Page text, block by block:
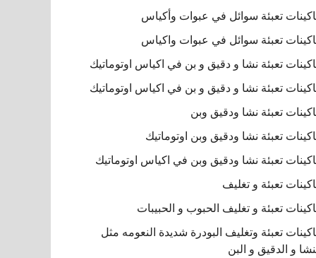
تعبئة سوائل في عبوات وأكياس
تعبئة سوائل في عبوات واكياس
تعبئة نشا و دقيق و بن في اكياس اوتوماتيك
تعبئة نشا و دقيق و بن في اكياس اوتوماتيك
تعبئة نشا ودقيق وبن
تعبئة نشا ودقيق وبن اوتوماتيك
تعبئة نشا ودقيق وبن في اكياس اوتوماتيك
تعبئة و تغليف
تعبئة و تغليف الحبوب و الحبيبات
تعبئة وتغليف البودرة شديدة النعومه مثل
و الدقيق و البن